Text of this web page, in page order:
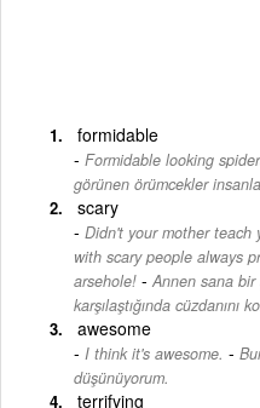
formidable
Formidable looking
görünen örümcekler
scary
Didn't your mother teach
with scary people always
arsehole! - Annen sana
karşılaştığında cüzdanını
awesome
I think it's awesome. -
düşünüyorum.
terrifying